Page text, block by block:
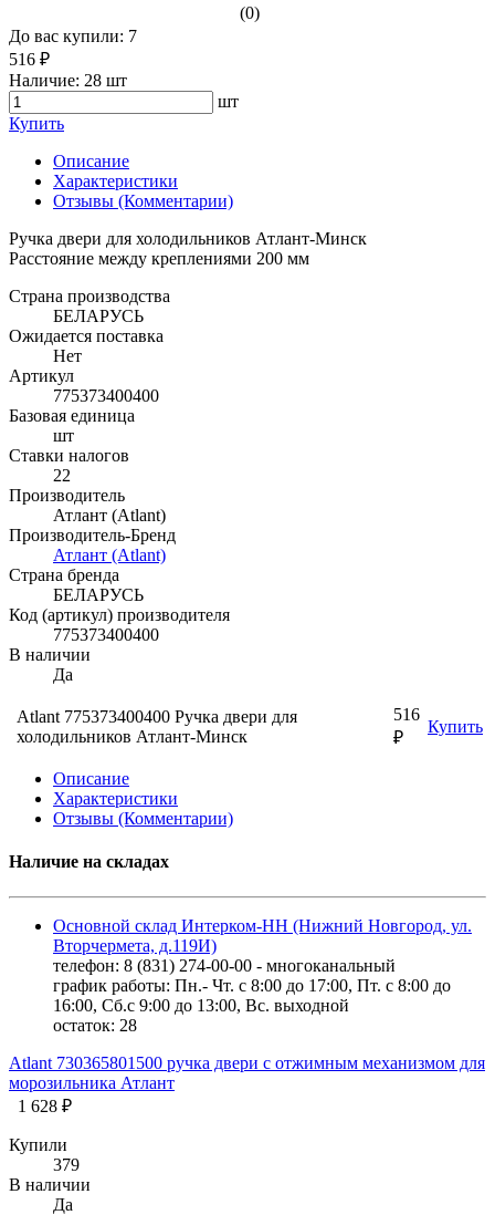
(0)
До вас купили: 7
516 ₽
Наличие: 28 шт
шт
Купить
Описание
Характеристики
Отзывы (Комментарии)
Ручка двери для холодильников Атлант-Минск
Расстояние между креплениями 200 мм
Страна производства
БЕЛАРУСЬ
Ожидается поставка
Нет
Артикул
775373400400
Базовая единица
шт
Ставки налогов
22
Производитель
Атлант (Atlant)
Производитель-Бренд
Атлант (Atlant)
Страна бренда
БЕЛАРУСЬ
Код (артикул) производителя
775373400400
В наличии
Да
Atlant 775373400400 Ручка двери для
холодильников Атлант-Минск
516
₽
Купить
Описание
Характеристики
Отзывы (Комментарии)
Наличие на складах
Основной склад Интерком-НН (Нижний Новгород, ул.
Вторчермета, д.119И)
телефон: 8 (831) 274-00-00 - многоканальный
график работы: Пн.- Чт. с 8:00 до 17:00, Пт. с 8:00 до
16:00, Сб.с 9:00 до 13:00, Вс. выходной
остаток: 28
Atlant 730365801500 ручка двери с отжимным механизмом для
морозильника Атлант
1 628 ₽
Купили
379
В наличии
Да